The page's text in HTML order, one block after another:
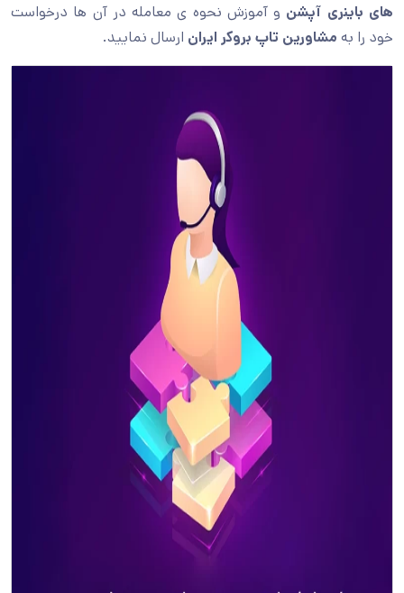
های باینری آپشن و آموزش نحوه ی معامله در آن ها درخواست
خود را به مشاورین تاپ بروکر ایران ارسال نمایید.